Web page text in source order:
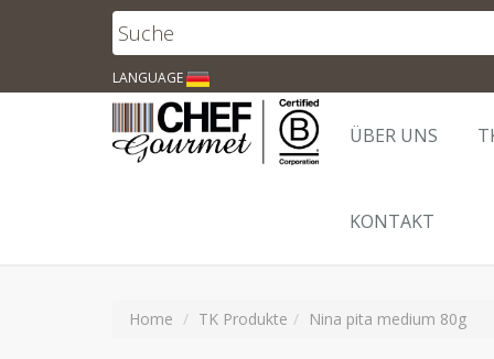
LANGUAGE
ÜBER UNS
KONTAKT
Home TK Produkte Nina pita medium 80g